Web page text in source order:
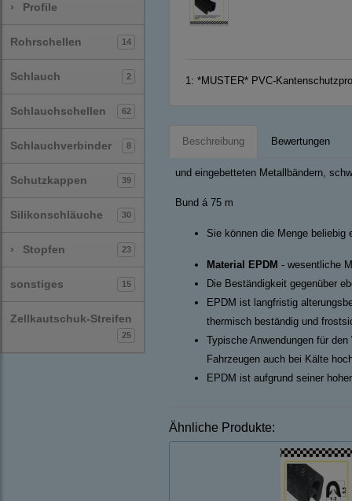
› Profile
Rohrschellen 14
Schlauch 2
Schlauchschellen 62
Schlauchverbinder 8
Schutzkappen 39
Silikonschläuche 30
› Stopfen 23
sonstiges 15
Zellkautschuk-Streifen
25
1: *MUSTER* PVC-
Beschreibung Bewertungen
und eingebetteten Metallbändern,
Bund á 75 m
Sie können die Menge
Material EPDM - wesentliche
Die Beständigkeit gegenüber
EPDM ist langfristig
thermisch beständig und
Typische Anwendungen für
Fahrzeugen auch bei Kälte
EPDM ist aufgrund seiner
Ähnliche Produkte: